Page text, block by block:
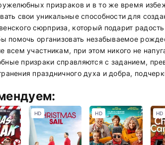
призраков и в то же время
свои уникальные способности для
сюрприза, который подарит
помочь организовать незабываемое
всем участникам, при этом никого не
призраки справляются с заданием,
праздничного духа и добра,
HD HD HD